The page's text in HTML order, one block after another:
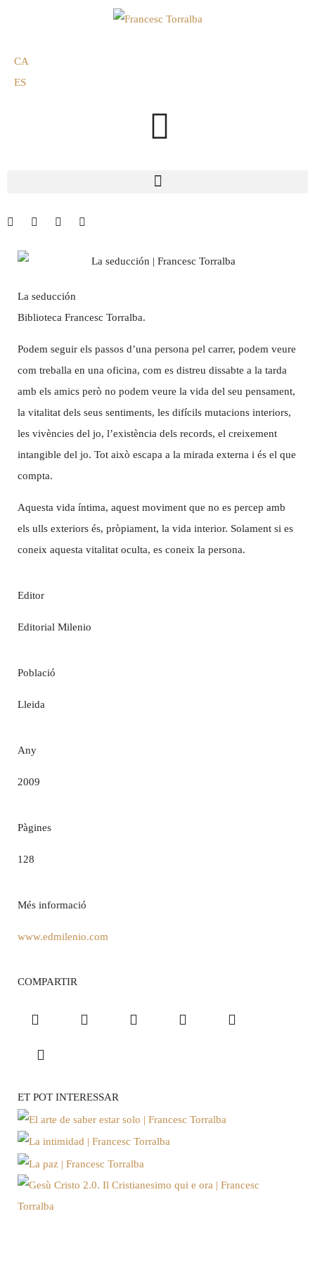
CA
ES
La seducción
Biblioteca Francesc Torralba.
Podem seguir els passos d’una persona pel carrer, podem veure
com treballa en una oficina, com es distreu dissabte a la tarda
amb els amics però no podem veure la vida del seu pensament,
la vitalitat dels seus sentiments, les difícils mutacions interiors,
les vivències del jo, l’existència dels records, el creixement
intangible del jo. Tot això escapa a la mirada externa i és el que
compta.
Aquesta vida íntima, aquest moviment que no es percep amb
els ulls exteriors és, pròpiament, la vida interior. Solament si es
coneix aquesta vitalitat oculta, es coneix la persona.
Editor
Editorial Milenio
Població
Lleida
Any
2009
Pàgines
128
Més informació
www.edmilenio.com
COMPARTIR
ET POT INTERESSAR